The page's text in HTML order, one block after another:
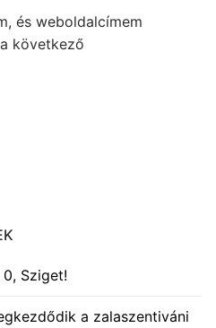
és weboldalcímem
következő
0, Sziget!
a zalaszentiváni